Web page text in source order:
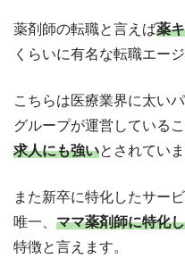
薬剤師の転職と言えば薬
くらいに有名な転職エー
こちらは医療業界に太い
グループが運営しているこ
求人にも強いとされていま
また新卒に特化したサー
唯一、 ママ薬剤師に特化
特徴と言えます。